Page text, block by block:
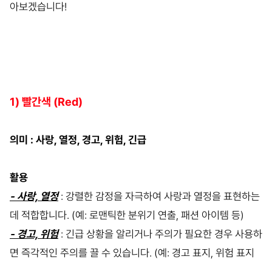
아보겠습니다!
1) 빨간색 (Red)
의미 : 사랑, 열정, 경고, 위험, 긴급
활용
- 사랑, 열정: 강렬한 감정을 자극하여 사랑과 열정을 표현하는
데 적합합니다. (예: 로맨틱한 분위기 연출, 패션 아이템 등)
- 경고, 위험: 긴급 상황을 알리거나 주의가 필요한 경우 사용하
면 즉각적인 주의를 끌 수 있습니다. (예: 경고 표지, 위험 표지